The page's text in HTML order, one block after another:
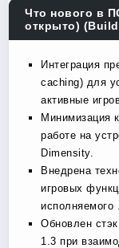
Что нового в
открыто) (Build
Интеграция
caching) для
активные
Минимизация
работе на
Dimensity.
Внедрена
игровых
Обновлен
1.3 при